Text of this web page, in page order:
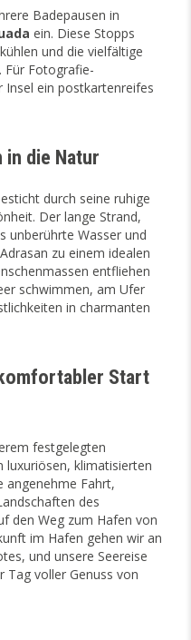
Badepausen in
ein. Diese Stopps
und die vielfältige
Für Fotografie-
Insel ein postkartenreifes
in die Natur
durch seine ruhige
Der lange Strand,
unberührte Wasser und
zu einem idealen
entfliehen
schwimmen, am Ufer
in charmanten
Start
festgelegten
luxuriösen, klimatisierten
angenehme Fahrt,
des
den Weg zum Hafen von
im Hafen gehen wir an
und unsere Seereise
Tag voller Genuss von